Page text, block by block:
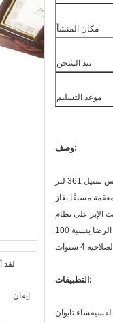
لقد
—— إيفان
مكان المنشأ
بند الشحن
موعد التسليم
وصف:
361 لتر
4 سنوات
التطبيقات: